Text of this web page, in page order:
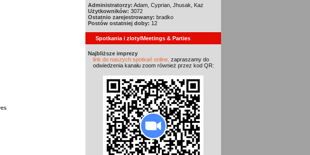
Administratorzy: Adam, Cyprian, Jhusak, Kaz
Użytkowników: 3072
Ostatnio zarejestrowany: bradko
Postów ostatniej doby: 12
Spotkania i zloty/Meetings & Parties
Najbliższe imprezy
link do naszych spotkań online, zapraszamy do
odwiedzenia kanału zoom również przez kod QR: